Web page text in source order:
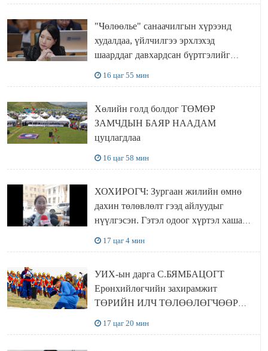
"Чөлөөлье" санаачилгын хүрээнд
худалдаа, үйлчилгээ эрхлэхэд
шаарддаг давхардсан бүртгэлийг
16 цаг 55 мин
Хөлийн голд болдог ТӨМӨР
ЗАМЧДЫН БАЯР НААДАМ
цуцлагдлаа
16 цаг 58 мин
ХОХИРОГЧ: Зургаан жилийн өмнө
дахин төлөвлөлт гээд айлуудыг
нүүлгэсэн. Гэтэл одоог хүртэл хашаа
17 цаг 4 мин
УИХ-ын дарга С.БЯМБАЦОГТ
Ерөнхийлөгчийн захирамжит
ТӨРИЙН ИЛЧ ТӨЛӨӨЛӨГЧӨӨР
17 цаг 20 мин